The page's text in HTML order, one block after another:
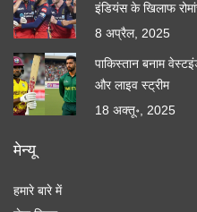
इंडियंस के खिलाफ
8 अप्रैल, 2025
पाकिस्तान बनाम
और लाइव स्ट्रीम
18 अक्तू॰, 2025
मेन्यू
हमारे बारे में